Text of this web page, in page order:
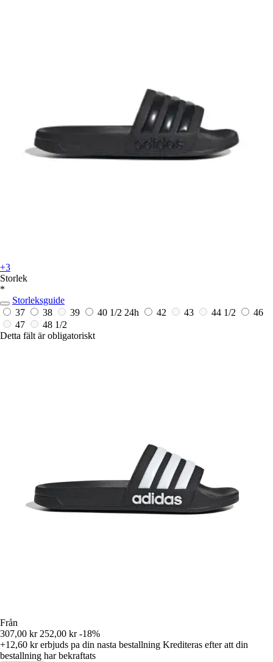
+3
Storlek
*
Storleksguide
37
38 39 40 1/2 24h 42 43 44 1/2
46
47
48 1/2
Detta fält är obligatoriskt
Från
307,00 kr 252,00 kr -18%
+12,60 krerbjuds pa din nasta bestallning Krediteras efter att din
bestallning har bekraftats